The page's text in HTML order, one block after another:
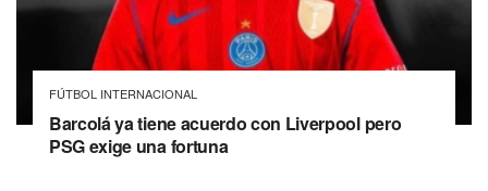
FÚTBOL INTERNACIONAL
Barcolá ya tiene acuerdo con Liverpool pero
PSG exige una fortuna